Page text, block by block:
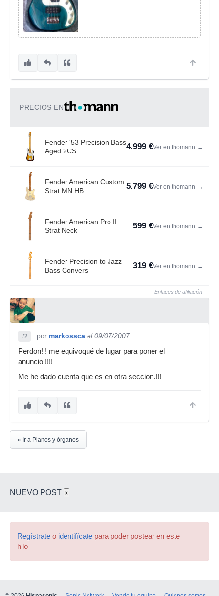
PRECIOS EN
Fender '53 Precision Bass
Aged 2CS
4.999 €Ver en thomann →
Fender American Custom
Strat MN HB
5.799 €Ver en thomann →
Fender American Pro II
Strat Neck
599 €Ver en thomann →
Fender Precision to Jazz
Bass Convers
319 €Ver en thomann →
Enlaces de afiliación
#2 por markossca el 09/07/2007
Perdon!!! me equivoqué de lugar para poner el
anuncio!!!!!
Me he dado cuenta que es en otra seccion.!!!
« Ir a Pianos y órganos
NUEVO POST ×
Regístrate o identifícate para poder postear en este
hilo